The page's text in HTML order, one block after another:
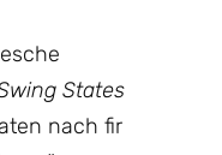
States
nach fir